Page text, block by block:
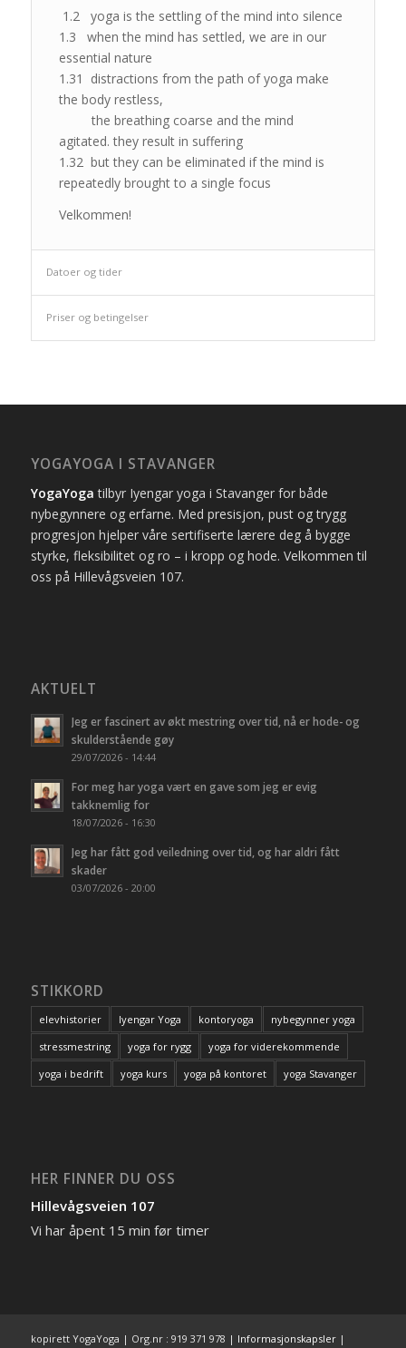
1.2 yoga is the settling of the mind into silence
1.3 when the mind has settled, we are in our
essential nature
1.31 distractions from the path of yoga make
the body restless,
the breathing coarse and the mind
agitated. they result in suffering
1.32 but they can be eliminated if the mind is
repeatedly brought to a single focus
Velkommen!
Datoer og tider
Priser og betingelser
YOGAYOGA I STAVANGER
YogaYoga tilbyr Iyengar yoga i Stavanger for både
nybegynnere og erfarne. Med presisjon, pust og trygg
progresjon hjelper våre sertifiserte lærere deg å bygge
styrke, fleksibilitet og ro – i kropp og hode. Velkommen til
oss på Hillevågsveien 107.
AKTUELT
Jeg er fascinert av økt mestring over tid, nå er hode- og
skulderstående gøy
29/07/2026 - 14:44
For meg har yoga vært en gave som jeg er evig
takknemlig for
18/07/2026 - 16:30
Jeg har fått god veiledning over tid, og har aldri fått
skader
03/07/2026 - 20:00
STIKKORD
elevhistorier Iyengar Yoga kontoryoga
nybegynner yoga
stressmestring
yoga for rygg
yoga for viderekommende
yoga i bedrift
yoga kurs yoga på kontoret yoga Stavanger
HER FINNER DU OSS
Hillevågsveien 107
Vi har åpent 15 min før timer
kopirett YogaYoga | Org.nr : 919 371 978 | Informasjonskapsler|